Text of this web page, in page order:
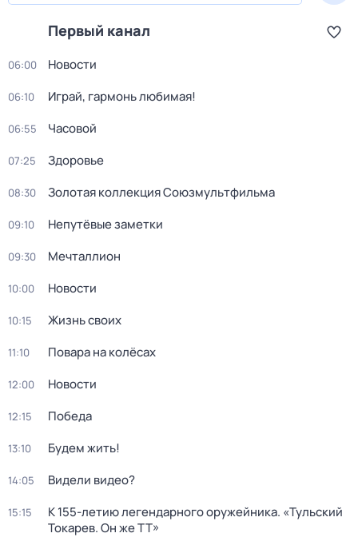
Первый канал
06:00 Новости
06:10 Играй, гармонь любимая!
06:55 Часовой
07:25 Здоровье
08:30 Золотая коллекция Союзмультфильма
09:10 Непутёвые заметки
09:30 Мечталлион
10:00 Новости
10:15 Жизнь своих
11:10 Повара на колёсах
12:00 Новости
12:15 Победа
13:10 Будем жить!
14:05 Видели видео?
15:15
К 155-летию легендарного оружейника. «Тульский
Токарев. Он же ТТ»